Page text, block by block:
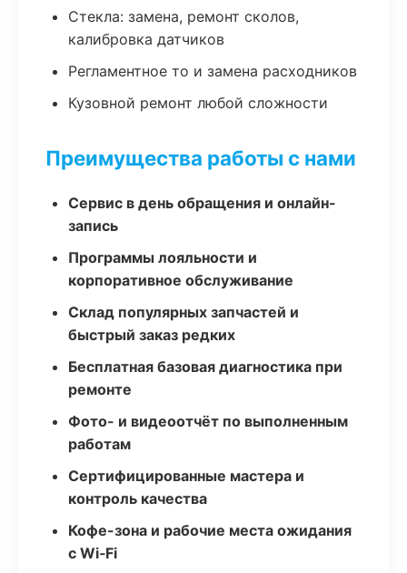
Стекла: замена, ремонт сколов,
калибровка датчиков
Регламентное то и замена расходников
Кузовной ремонт любой сложности
Преимущества работы с нами
Сервис в день обращения и онлайн-
запись
Программы лояльности и
корпоративное обслуживание
Склад популярных запчастей и
быстрый заказ редких
Бесплатная базовая диагностика при
ремонте
Фото- и видеоотчёт по выполненным
работам
Сертифицированные мастера и
контроль качества
Кофе-зона и рабочие места ожидания
с Wi‑Fi